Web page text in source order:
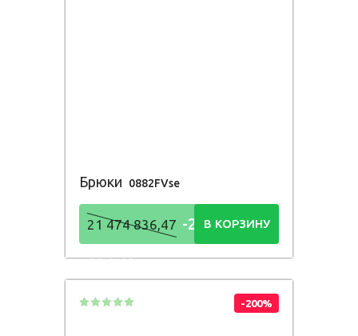
Брюки 0882FVse
21 474 836,47 -21 474
836,48Р
В КОРЗИНУ
-200%